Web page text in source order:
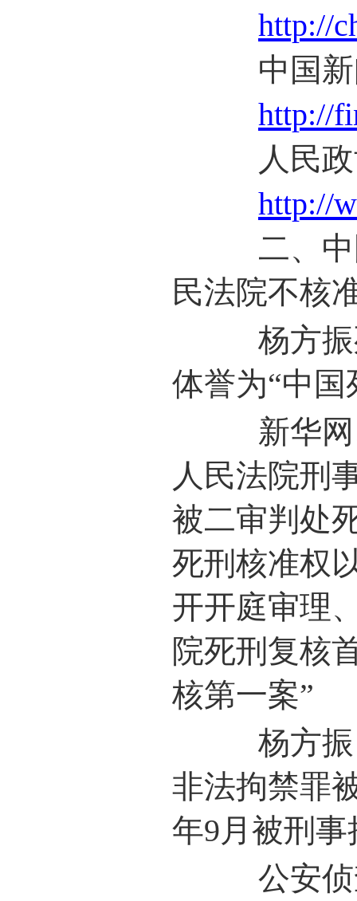
http://
中国新
http://
人民政
http://
二、中国
民法院不核
杨方振死
体誉为“中
新华网、
人民法院刑
被二审判处
死刑核准权
开开庭审理
院死刑复核
核第一案”
杨方振，
非法拘禁罪
年9月被刑
公安侦查